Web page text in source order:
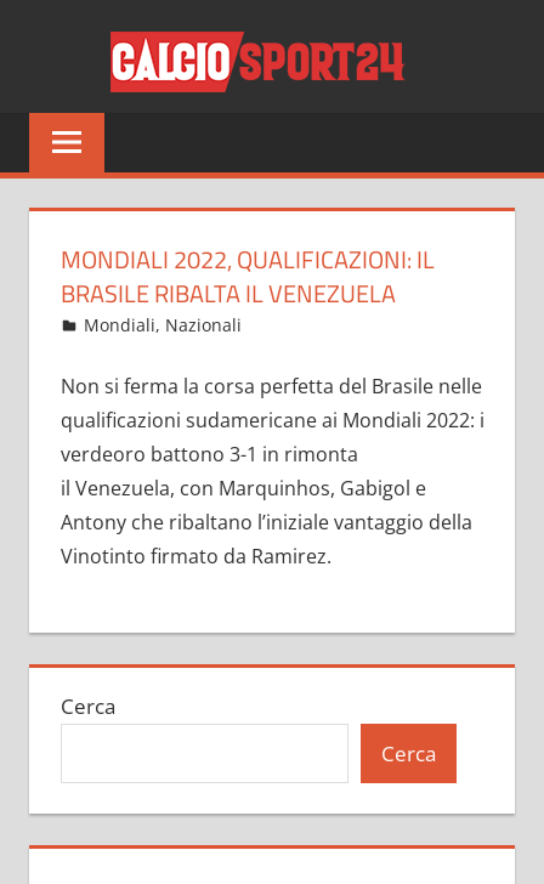
Tutto
sul
del
solo
MONDIALI 2022, QUALIFICAZIONI: IL
BRASILE RIBALTA IL VENEZUELA
Ottobre 8, 2021
admin
Mondiali, Nazionali
Non si ferma la corsa perfetta del Brasile nelle
qualificazioni sudamericane ai Mondiali 2022: i
verdeoro battono 3-1 in rimonta
il Venezuela, con Marquinhos, Gabigol e
Antony che ribaltano l’iniziale vantaggio della
Vinotinto firmato da Ramirez.
Cerca
Cerca